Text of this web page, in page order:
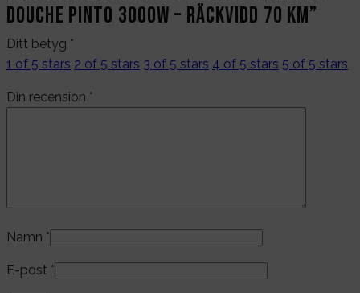
DOUCHE PINTO 3000W – räckvidd 70 km”
Ditt betyg *
1 of 5 stars 2 of 5 stars 3 of 5 stars 4 of 5 stars 5 of 5 stars
Din recension *
Namn *
E-post *